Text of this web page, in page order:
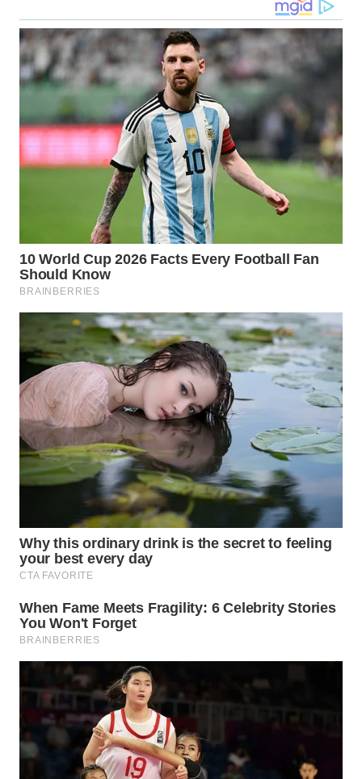
WN DELI
SERDANG
WN
TEBING
TINGGI
WN
KARAWANG
BEKASI
WN
BOGOR
WN
DEPOK
WN
WN
SAMOSIR
WN
PADANG
WN
SUMEDANG